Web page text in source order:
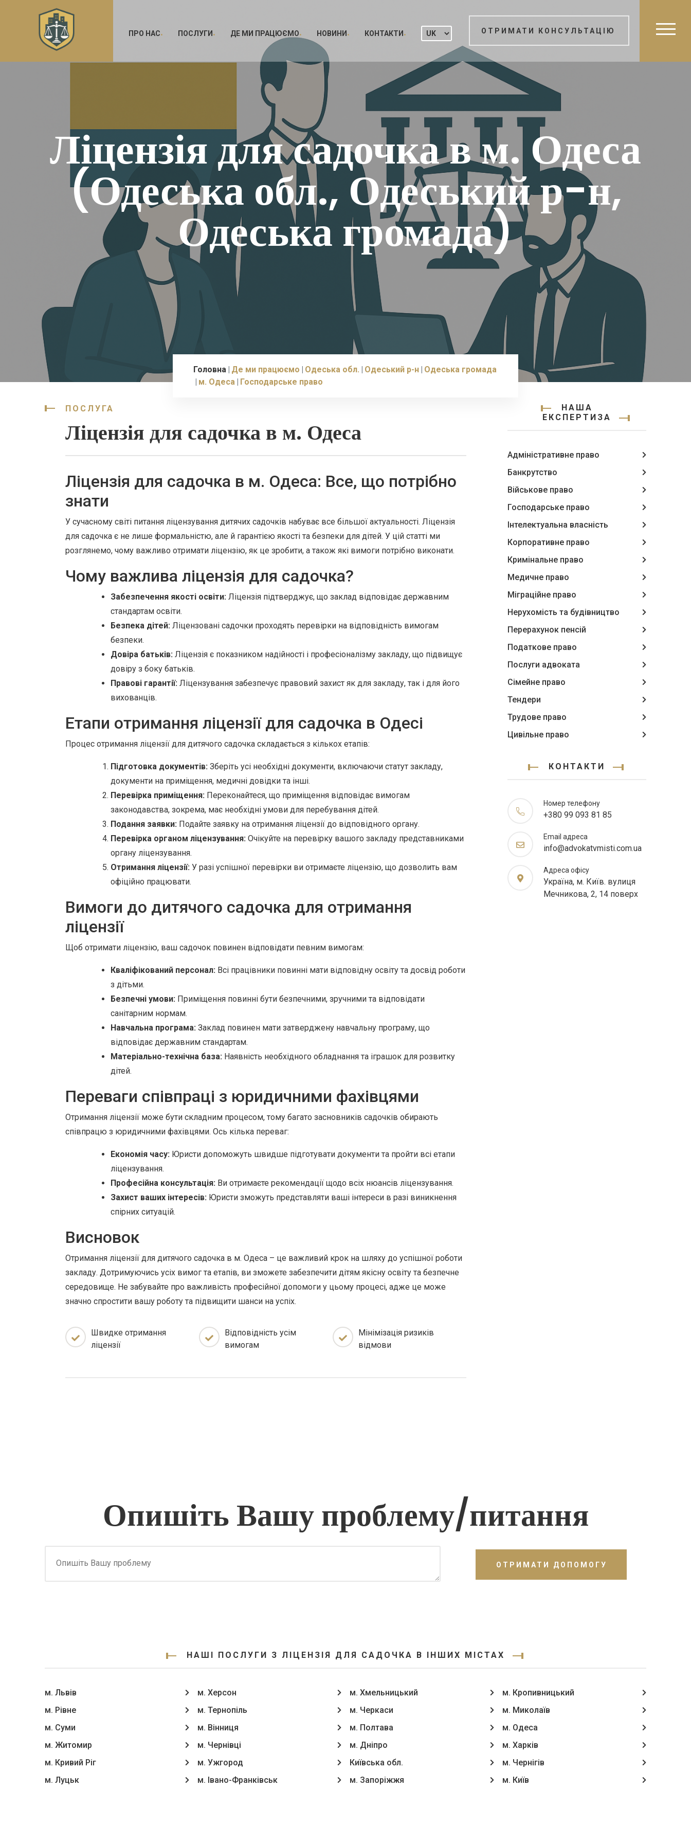
ПРО НАС ПОСЛУГИ ДЕ МИ ПРАЦЮЄМО НОВИНИ КОНТАКТИ ОТРИМАТИ КОНСУЛЬТАЦІЮ
Ліцензія для садочка в м. Одеса
(Одеська обл., Одеський р-н,
Одеська громада)
Головна Де ми працюємо Одеська обл. Одеський р-н Одеська громада
м. Одеса Господарське право
ПОСЛУГА
Ліцензія для садочка в м. Одеса
Ліцензія для садочка в м. Одеса: Все, що потрібно
знати
У сучасному світі питання ліцензування дитячих садочків набуває все більшої актуальності. Ліцензія
для садочка є не лише формальністю, але й гарантією якості та безпеки для дітей. У цій статті ми
розглянемо, чому важливо отримати ліцензію, як це зробити, а також які вимоги потрібно виконати.
Чому важлива ліцензія для садочка?
Забезпечення якості освіти: Ліцензія підтверджує, що заклад відповідає державним
стандартам освіти.
Безпека дітей: Ліцензовані садочки проходять перевірки на відповідність вимогам
безпеки.
Довіра батьків: Ліцензія є показником надійності і професіоналізму закладу, що підвищує
довіру з боку батьків.
Правові гарантії: Ліцензування забезпечує правовий захист як для закладу, так і для його
вихованців.
Етапи отримання ліцензії для садочка в Одесі
Процес отримання ліцензії для дитячого садочка складається з кількох етапів:
Підготовка документів: Зберіть усі необхідні документи, включаючи статут закладу,
документи на приміщення, медичні довідки та інші.
Перевірка приміщення: Переконайтеся, що приміщення відповідає вимогам
законодавства, зокрема, має необхідні умови для перебування дітей.
Подання заявки: Подайте заявку на отримання ліцензії до відповідного органу.
Перевірка органом ліцензування: Очікуйте на перевірку вашого закладу представниками
органу ліцензування.
Отримання ліцензії: У разі успішної перевірки ви отримаєте ліцензію, що дозволить вам
офіційно працювати.
Вимоги до дитячого садочка для отримання
ліцензії
Щоб отримати ліцензію, ваш садочок повинен відповідати певним вимогам:
Кваліфікований персонал: Всі працівники повинні мати відповідну освіту та досвід роботи
з дітьми.
Безпечні умови: Приміщення повинні бути безпечними, зручними та відповідати
санітарним нормам.
Навчальна програма: Заклад повинен мати затверджену навчальну програму, що
відповідає державним стандартам.
Матеріально-технічна база: Наявність необхідного обладнання та іграшок для розвитку
дітей.
Переваги співпраці з юридичними фахівцями
Отримання ліцензії може бути складним процесом, тому багато засновників садочків обирають
співпрацю з юридичними фахівцями. Ось кілька переваг:
Економія часу: Юристи допоможуть швидше підготувати документи та пройти всі етапи
ліцензування.
Професійна консультація: Ви отримаєте рекомендації щодо всіх нюансів ліцензування.
Захист ваших інтересів: Юристи зможуть представляти ваші інтереси в разі виникнення
спірних ситуацій.
Висновок
Отримання ліцензії для дитячого садочка в м. Одеса – це важливий крок на шляху до успішної роботи
закладу. Дотримуючись усіх вимог та етапів, ви зможете забезпечити дітям якісну освіту та безпечне
середовище. Не забувайте про важливість професійної допомоги у цьому процесі, адже це може
значно спростити вашу роботу та підвищити шанси на успіх.
Швидке отримання
ліцензії
Відповідність усім
вимогам
Мінімізація ризиків
відмови
НАША
ЕКСПЕРТИЗА
Адміністративне право
Банкрутство
Військове право
Господарське право
Інтелектуальна власність
Корпоративне право
Кримінальне право
Медичне право
Міграційне право
Нерухомість та будівництво
Перерахунок пенсій
Податкове право
Послуги адвоката
Сімейне право
Тендери
Трудове право
Цивільне право
КОНТАКТИ
Номер телефону
+380 99 093 81 85
Email адреса
info@advokatvmisti.com.ua
Адреса офісу
Україна, м. Київ. вулиця
Мечникова, 2, 14 поверх
Опишіть Вашу проблему/питання
ОТРИМАТИ ДОПОМОГУ
НАШІ ПОСЛУГИ З ЛІЦЕНЗІЯ ДЛЯ САДОЧКА В ІНШИХ МІСТАХ
м. Львів
м. Рівне
м. Суми
м. Житомир
м. Кривий Ріг
м. Луцьк
м. Херсон
м. Тернопіль
м. Вінниця
м. Чернівці
м. Ужгород
м. Івано-Франківськ
м. Хмельницький
м. Черкаси
м. Полтава
м. Дніпро
Київська обл.
м. Запоріжжя
м. Кропивницький
м. Миколаїв
м. Одеса
м. Харків
м. Чернігів
м. Київ